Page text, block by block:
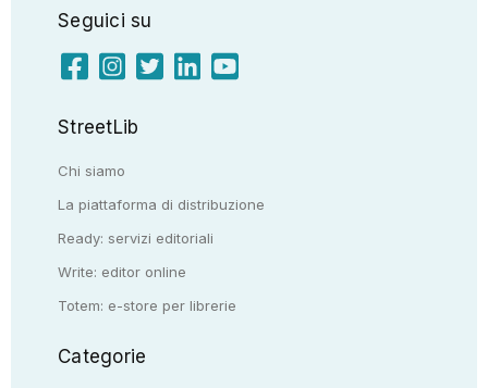
Seguici su
StreetLib
Chi siamo
La piattaforma di distribuzione
Ready: servizi editoriali
Write: editor online
Totem: e-store per librerie
Categorie